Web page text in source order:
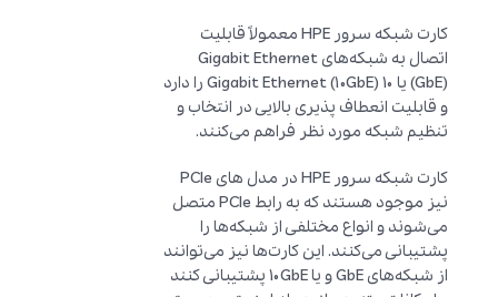
کارت شبکه سرور HPE معمولاً قابلیت
اتصال به شبکه‌های Gigabit Ethernet
(GbE) یا 10 Gigabit Ethernet (10GbE) را دارد
و قابلیت انعطاف پذیری بالایی در انتخاب و
تنظیم شبکه مورد نظر فراهم می‌کنند.
کارت شبکه سرور HPE در مدل های PCIe
نیز موجود هستند که به رابط PCIe متصل
می‌شوند و انواع مختلفی از شبکه‌ها را
پشتیبانی می‌کنند. این کارت‌ها نیز می‌توانند
از شبکه‌های GbE و یا 10GbE پشتیبانی کنند